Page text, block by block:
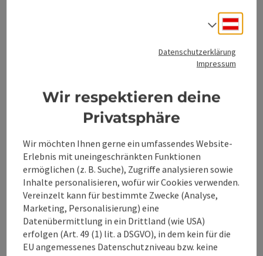
Informieren Sie sich vorab über etwaige Weg- oder
Weitere Infos und Links:
Aktuelles Kartenmaterial erhalten Sie unter:
Tour und Routeninformationen
Anreise/Lage
Eignung
Datenschutzerklärung
Impressum
Wir respektieren deine
Privatsphäre
Wir möchten Ihnen gerne ein umfassendes Website-
Erlebnis mit uneingeschränkten Funktionen
ermöglichen (z. B. Suche), Zugriffe analysieren sowie
Inhalte personalisieren, wofür wir Cookies verwenden.
Vereinzelt kann für bestimmte Zwecke (Analyse,
Marketing, Personalisierung) eine
Datenübermittlung in ein Drittland (wie USA)
erfolgen (Art. 49 (1) lit. a DSGVO), in dem kein für die
EU angemessenes Datenschutzniveau bzw. keine